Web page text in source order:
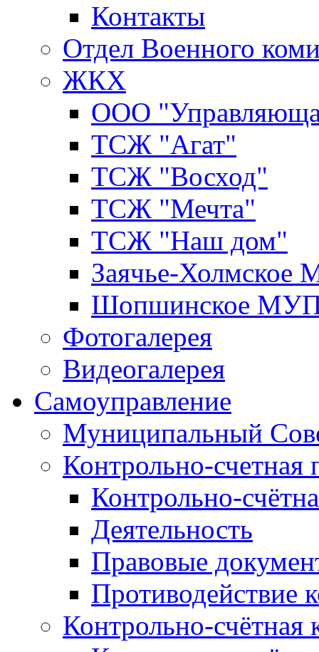
Контакты
Отдел Военного
ЖКХ
ООО
ТСЖ "Агат"
ТСЖ "Восход"
ТСЖ "Мечта"
ТСЖ "Наш дом"
Заячье-
Шопшинское
Фотогалерея
Видеогалерея
Самоуправление
Муниципальный
Контрольно-счетная
Контрольно-
Деятельность
Правовые
Противодействие
Контрольно-счётная